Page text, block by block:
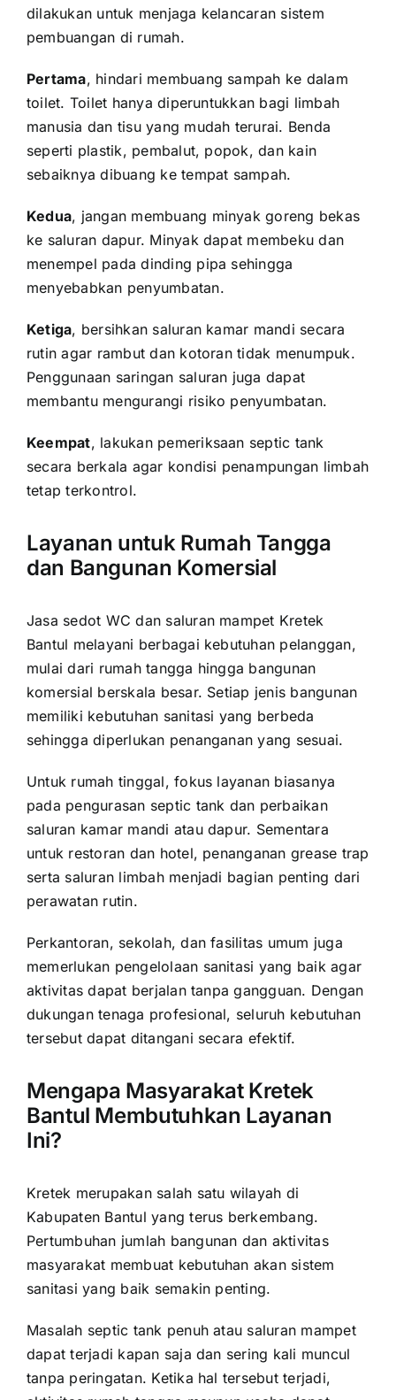
dilakukan untuk menjaga kelancaran sistem
pembuangan di rumah.
Pertama, hindari membuang sampah ke dalam
toilet. Toilet hanya diperuntukkan bagi limbah
manusia dan tisu yang mudah terurai. Benda
seperti plastik, pembalut, popok, dan kain
sebaiknya dibuang ke tempat sampah.
Kedua, jangan membuang minyak goreng bekas
ke saluran dapur. Minyak dapat membeku dan
menempel pada dinding pipa sehingga
menyebabkan penyumbatan.
Ketiga, bersihkan saluran kamar mandi secara
rutin agar rambut dan kotoran tidak menumpuk.
Penggunaan saringan saluran juga dapat
membantu mengurangi risiko penyumbatan.
Keempat, lakukan pemeriksaan septic tank
secara berkala agar kondisi penampungan limbah
tetap terkontrol.
Layanan untuk Rumah Tangga
dan Bangunan Komersial
Jasa sedot WC dan saluran mampet Kretek
Bantul melayani berbagai kebutuhan pelanggan,
mulai dari rumah tangga hingga bangunan
komersial berskala besar. Setiap jenis bangunan
memiliki kebutuhan sanitasi yang berbeda
sehingga diperlukan penanganan yang sesuai.
Untuk rumah tinggal, fokus layanan biasanya
pada pengurasan septic tank dan perbaikan
saluran kamar mandi atau dapur. Sementara
untuk restoran dan hotel, penanganan grease trap
serta saluran limbah menjadi bagian penting dari
perawatan rutin.
Perkantoran, sekolah, dan fasilitas umum juga
memerlukan pengelolaan sanitasi yang baik agar
aktivitas dapat berjalan tanpa gangguan. Dengan
dukungan tenaga profesional, seluruh kebutuhan
tersebut dapat ditangani secara efektif.
Mengapa Masyarakat Kretek
Bantul Membutuhkan Layanan
Ini?
Kretek merupakan salah satu wilayah di
Kabupaten Bantul yang terus berkembang.
Pertumbuhan jumlah bangunan dan aktivitas
masyarakat membuat kebutuhan akan sistem
sanitasi yang baik semakin penting.
Masalah septic tank penuh atau saluran mampet
dapat terjadi kapan saja dan sering kali muncul
tanpa peringatan. Ketika hal tersebut terjadi,